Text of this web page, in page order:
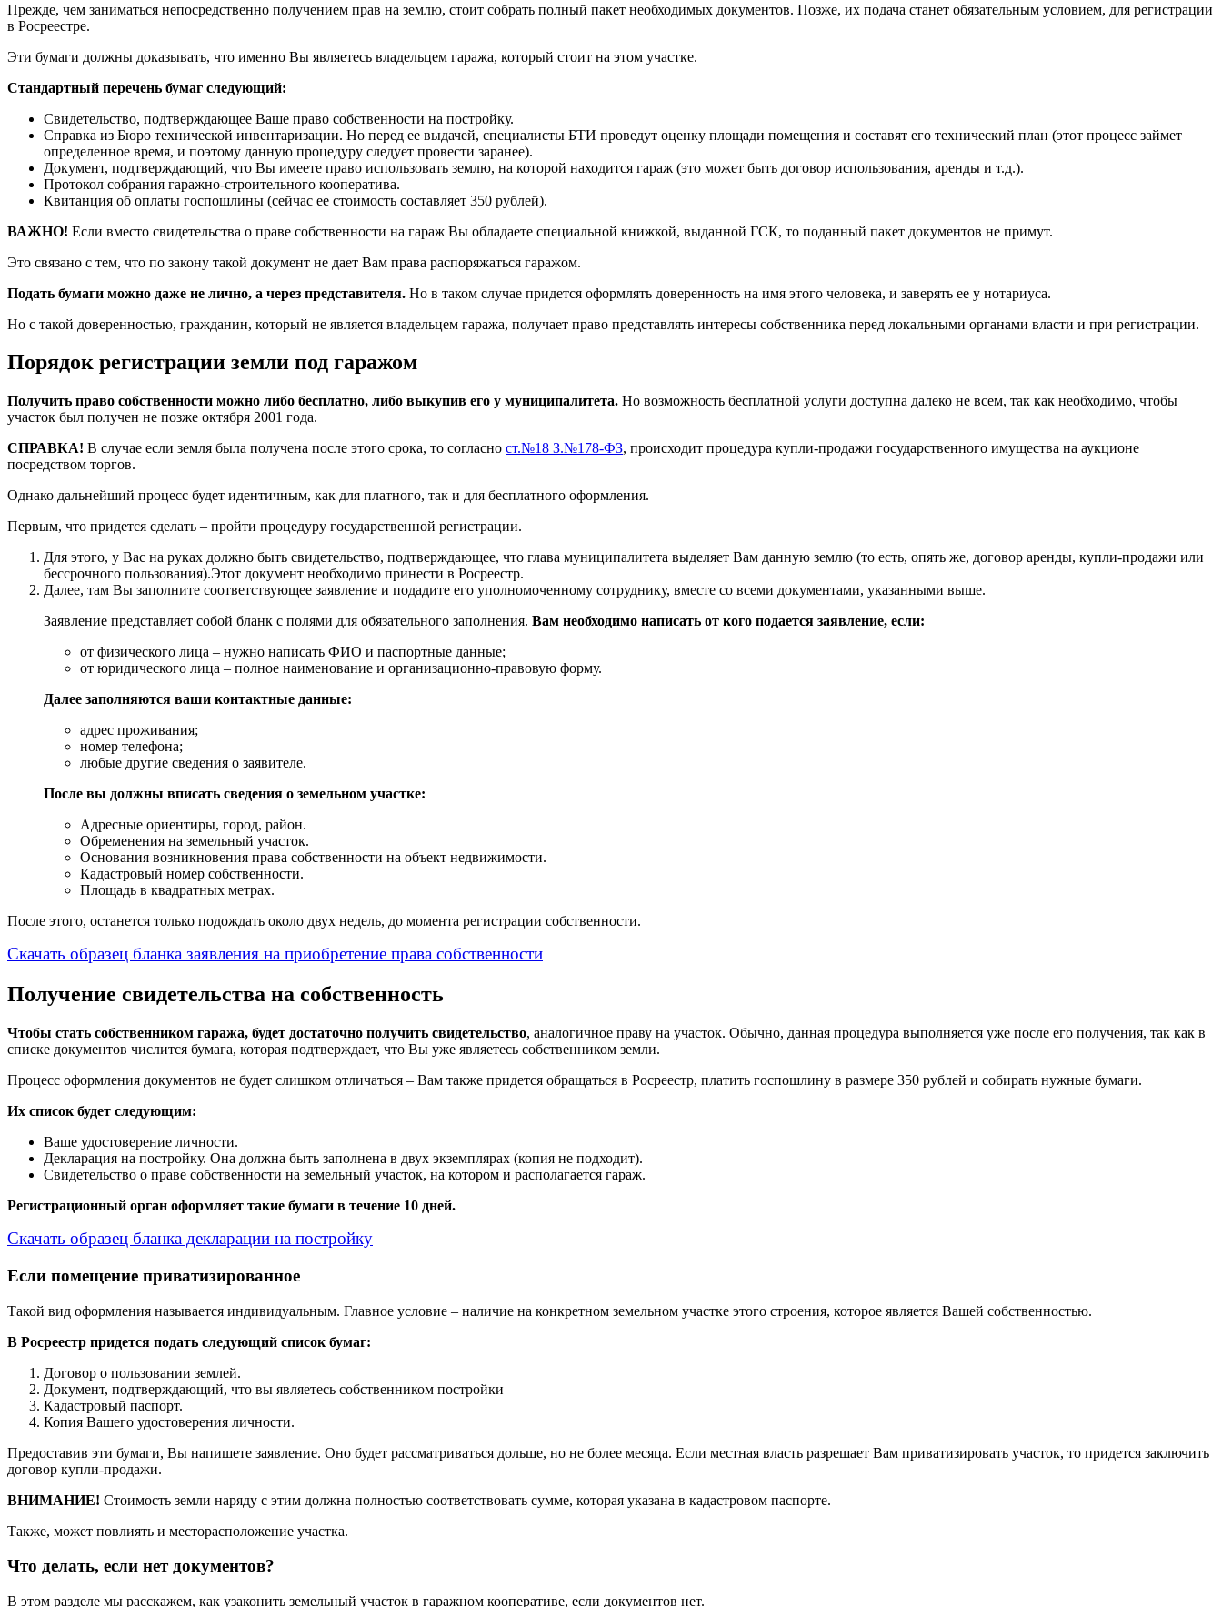
Прежде, чем заниматься непосредственно получением прав на землю, стоит собрать полный пакет необходимых документов. Позже, их подача станет обязательным условием, для регистрации
в Росреестре.
Эти бумаги должны доказывать, что именно Вы являетесь владельцем гаража, который стоит на этом участке.
Стандартный перечень бумаг следующий:
Свидетельство, подтверждающее Ваше право собственности на постройку.
Справка из Бюро технической инвентаризации. Но перед ее выдачей, специалисты БТИ проведут оценку площади помещения и составят его технический план (этот процесс займет
определенное время, и поэтому данную процедуру следует провести заранее).
Документ, подтверждающий, что Вы имеете право использовать землю, на которой находится гараж (это может быть договор использования, аренды и т.д.).
Протокол собрания гаражно-строительного кооператива.
Квитанция об оплаты госпошлины (сейчас ее стоимость составляет 350 рублей).
ВАЖНО! Если вместо свидетельства о праве собственности на гараж Вы обладаете специальной книжкой, выданной ГСК, то поданный пакет документов не примут.
Это связано с тем, что по закону такой документ не дает Вам права распоряжаться гаражом.
Подать бумаги можно даже не лично, а через представителя. Но в таком случае придется оформлять доверенность на имя этого человека, и заверять ее у нотариуса.
Но с такой доверенностью, гражданин, который не является владельцем гаража, получает право представлять интересы собственника перед локальными органами власти и при регистрации.
Порядок регистрации земли под гаражом
Получить право собственности можно либо бесплатно, либо выкупив его у муниципалитета. Но возможность бесплатной услуги доступна далеко не всем, так как необходимо, чтобы
участок был получен не позже октября 2001 года.
СПРАВКА! В случае если земля была получена после этого срока, то согласно ст.№18 З.№178-ФЗ, происходит процедура купли-продажи государственного имущества на аукционе
посредством торгов.
Однако дальнейший процесс будет идентичным, как для платного, так и для бесплатного оформления.
Первым, что придется сделать – пройти процедуру государственной регистрации.
Для этого, у Вас на руках должно быть свидетельство, подтверждающее, что глава муниципалитета выделяет Вам данную землю (то есть, опять же, договор аренды, купли-продажи или
бессрочного пользования).Этот документ необходимо принести в Росреестр.
Далее, там Вы заполните соответствующее заявление и подадите его уполномоченному сотруднику, вместе со всеми документами, указанными выше.
Заявление представляет собой бланк с полями для обязательного заполнения. Вам необходимо написать от кого подается заявление, если:
от физического лица – нужно написать ФИО и паспортные данные;
от юридического лица – полное наименование и организационно-правовую форму.
Далее заполняются ваши контактные данные:
адрес проживания;
номер телефона;
любые другие сведения о заявителе.
После вы должны вписать сведения о земельном участке:
Адресные ориентиры, город, район.
Обременения на земельный участок.
Основания возникновения права собственности на объект недвижимости.
Кадастровый номер собственности.
Площадь в квадратных метрах.
После этого, останется только подождать около двух недель, до момента регистрации собственности.
Скачать образец бланка заявления на приобретение права собственности
Получение свидетельства на собственность
Чтобы стать собственником гаража, будет достаточно получить свидетельство, аналогичное праву на участок. Обычно, данная процедура выполняется уже после его получения, так как в
списке документов числится бумага, которая подтверждает, что Вы уже являетесь собственником земли.
Процесс оформления документов не будет слишком отличаться – Вам также придется обращаться в Росреестр, платить госпошлину в размере 350 рублей и собирать нужные бумаги.
Их список будет следующим:
Ваше удостоверение личности.
Декларация на постройку. Она должна быть заполнена в двух экземплярах (копия не подходит).
Свидетельство о праве собственности на земельный участок, на котором и располагается гараж.
Регистрационный орган оформляет такие бумаги в течение 10 дней.
Скачать образец бланка декларации на постройку
Если помещение приватизированное
Такой вид оформления называется индивидуальным. Главное условие – наличие на конкретном земельном участке этого строения, которое является Вашей собственностью.
В Росреестр придется подать следующий список бумаг:
Договор о пользовании землей.
Документ, подтверждающий, что вы являетесь собственником постройки
Кадастровый паспорт.
Копия Вашего удостоверения личности.
Предоставив эти бумаги, Вы напишете заявление. Оно будет рассматриваться дольше, но не более месяца. Если местная власть разрешает Вам приватизировать участок, то придется заключить
договор купли-продажи.
ВНИМАНИЕ! Стоимость земли наряду с этим должна полностью соответствовать сумме, которая указана в кадастровом паспорте.
Также, может повлиять и месторасположение участка.
Что делать, если нет документов?
В этом разделе мы расскажем, как узаконить земельный участок в гаражном кооперативе, если документов нет.